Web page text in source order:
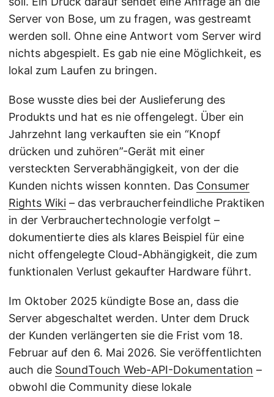
Server von Bose, um zu fragen, was gestreamt
werden soll. Ohne eine Antwort vom Server wird
nichts abgespielt. Es gab nie eine Möglichkeit, es
lokal zum Laufen zu bringen.
Bose wusste dies bei der Auslieferung des
Produkts und hat es nie offengelegt. Über ein
Jahrzehnt lang verkauften sie ein “Knopf
drücken und zuhören”-Gerät mit einer
versteckten Serverabhängigkeit, von der die
Kunden nichts wissen konnten. Das Consumer
Rights Wiki – das verbraucherfeindliche Praktiken
in der Verbrauchertechnologie verfolgt –
dokumentierte dies als klares Beispiel für eine
nicht offengelegte Cloud-Abhängigkeit, die zum
funktionalen Verlust gekaufter Hardware führt.
Im Oktober 2025 kündigte Bose an, dass die
Server abgeschaltet werden. Unter dem Druck
der Kunden verlängerten sie die Frist vom 18.
Februar auf den 6. Mai 2026. Sie veröffentlichten
auch die SoundTouch Web-API-Dokumentation –
obwohl die Community diese lokale